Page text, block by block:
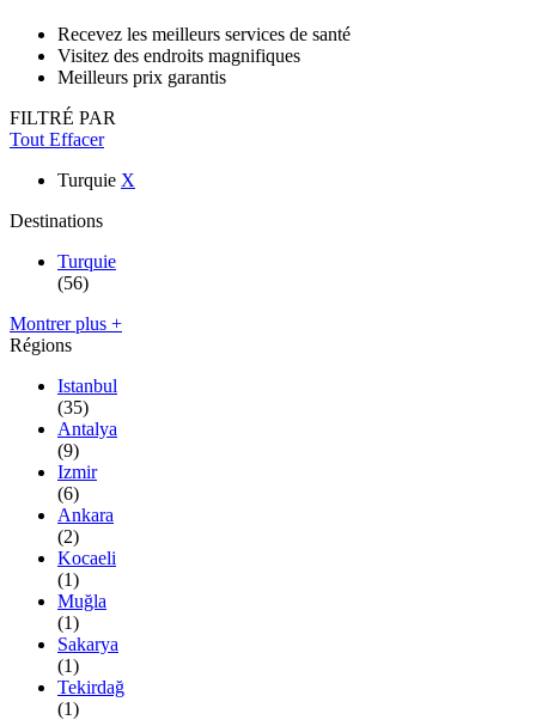
Recevez les meilleurs services de santé
Visitez des endroits magnifiques
Meilleurs prix garantis
FILTRÉ PAR
Tout Effacer
Turquie X
Destinations
Turquie
(56)
Montrer plus +
Régions
Istanbul
(35)
Antalya
(9)
Izmir
(6)
Ankara
(2)
Kocaeli
(1)
Muğla
(1)
Sakarya
(1)
Tekirdağ
(1)